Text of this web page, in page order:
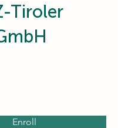
Tiroler
Enroll